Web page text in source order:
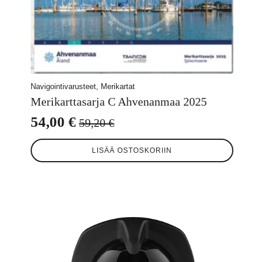
Navigointivarusteet, Merikartat
Merikarttasarja C Ahvenanmaa 2025
59,20€
Alkuperäinen
hinta
oli:
54,00 €
Nykyinen
hinta
on:
LISÄÄ OSTOSKORIIN